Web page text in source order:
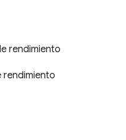
rendimiento
rendimiento